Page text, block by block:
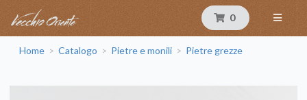
0
Home > Catalogo > Pietre e monili > Pietre grezze